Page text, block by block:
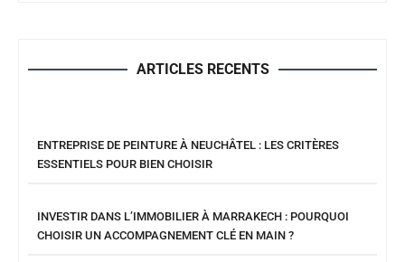
ARTICLES RECENTS
ENTREPRISE DE PEINTURE À NEUCHÂTEL : LES CRITÈRES
ESSENTIELS POUR BIEN CHOISIR
INVESTIR DANS L’IMMOBILIER À MARRAKECH : POURQUOI
CHOISIR UN ACCOMPAGNEMENT CLÉ EN MAIN ?